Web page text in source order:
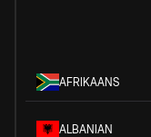
AFRIKAANS
ALBANIAN